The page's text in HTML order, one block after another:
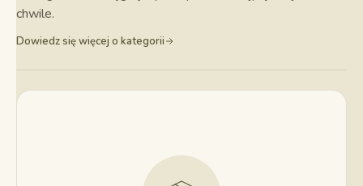
chwile.
Dowiedz się więcej o kategorii